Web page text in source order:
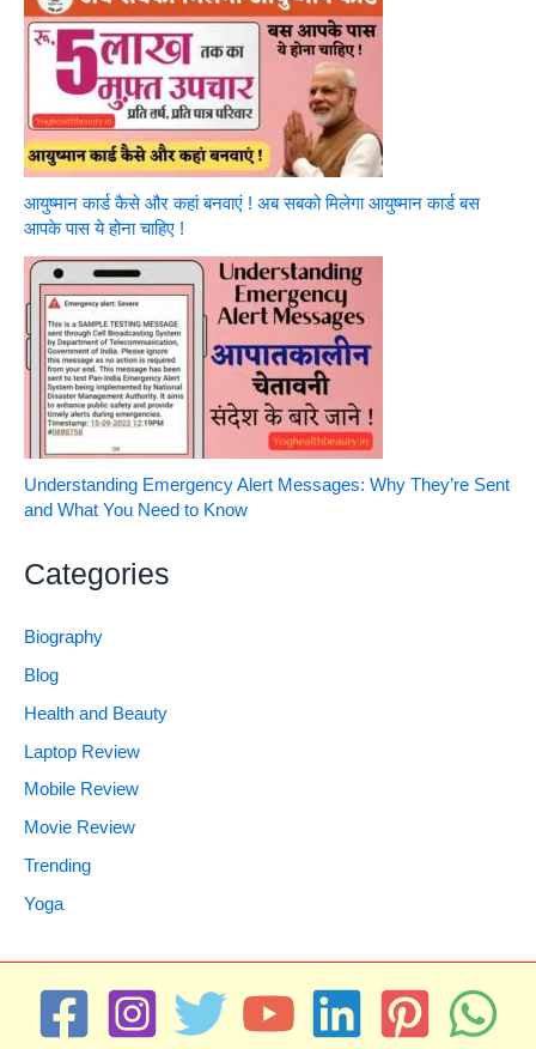
आयुष्मान कार्ड कैसे और कहां बनवाएं ! अब सबको मिलेगा आयुष्मान कार्ड बस
आपके पास ये होना चाहिए !
Understanding Emergency Alert Messages: Why They’re Sent
and What You Need to Know
Categories
Biography
Blog
Health and Beauty
Laptop Review
Mobile Review
Movie Review
Trending
Yoga